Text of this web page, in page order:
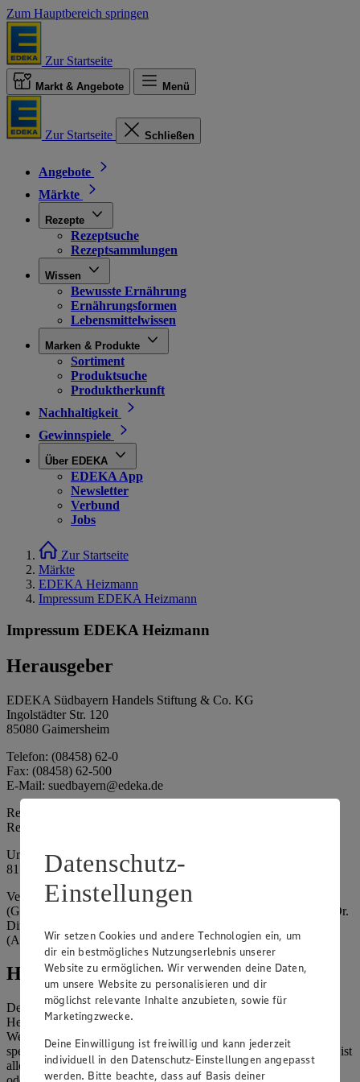
Zum Hauptbereich springen
Zur Startseite
Markt & Angebote Menü
Zur Startseite Schließen
Angebote
Märkte
Rezepte
Rezeptsuche
Rezeptsammlungen
Wissen
Bewusste Ernährung
Ernährungsformen
Lebensmittelwissen
Marken & Produkte
Sortiment
Produktsuche
Produktherkunft
Nachhaltigkeit
Gewinnspiele
Über EDEKA
EDEKA App
Newsletter
Verbund
Jobs
Zur Startseite
Märkte
EDEKA Heizmann
Impressum EDEKA Heizmann
Impressum EDEKA Heizmann
Herausgeber
EDEKA Südbayern Handels Stiftung & Co. KG
Ingolstädter Str. 120
85080 Gaimersheim
Telefon: (08458) 62-0
Fax: (08458) 62-500
E-Mail: suedbayern@edeka.de
Registergericht: Amtsgericht Ingolstadt
Registernummer: HRA 3325
Umsatzsteuer-Identifikationsnummer gem. § 27a UStG: DE
815764015
Vertretungsberechtigte: EDEKA Südbayern Handelsstiftung
(Gesellschafter), Claus Hollinger (Vorstandsmitglied, Sprecher), Dr.
Dirk Eßmann (Vorstandsmitglied), Leo Schwaiberger
(Aufsichtsratsvorsitzender)
Hinweise
Der Inhalt dieser Website ist urheberrechtlich geschützt. Der
Herausgeber gewährt Ihnen jedoch das Recht, den auf dieser
Website bereitgestellten Text ganz oder ausschnittsweise zu
speichern und zu vervielfältigen. Aus Gründen des Urheberrechts ist
allerdings die Speicherung und Vervielfältigung von Bildmaterial
Datenschutz-
Einstellungen
Wir setzen Cookies und andere Technologien ein, um
dir ein bestmögliches Nutzungserlebnis unserer
Website zu ermöglichen. Wir verwenden deine Daten,
um unsere Website zu personalisieren und dir
möglichst relevante Inhalte anzubieten, sowie für
Marketingzwecke.
Deine Einwilligung ist freiwillig und kann jederzeit
individuell in den Datenschutz-Einstellungen angepasst
werden. Bitte beachte, dass auf Basis deiner